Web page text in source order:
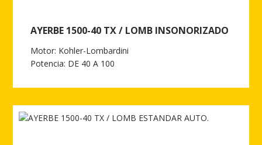
AYERBE 1500-40 TX / LOMB INSONORIZADO
Motor: Kohler-Lombardini
Potencia: DE 40 A 100